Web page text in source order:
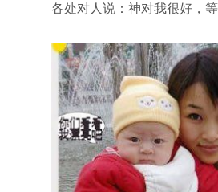
各处对人说：神对我很好，等